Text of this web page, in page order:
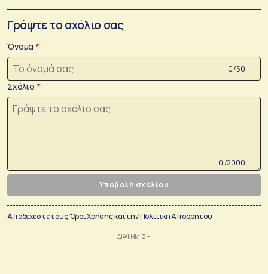
Γράψτε το σχόλιο σας
Όνομα
0 /50
Σχόλιο
0 /2000
Υποβολή σχολίου
Αποδέχεστε τουςΌροι Χρήσηςκαι τηνΠολιτικη Απορρήτου